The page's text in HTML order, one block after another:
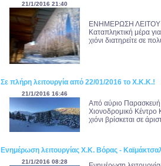
21/1/2016 21:40
ΕΝΗΜΕΡΩΣΗ
Καταπληκτική μέρα
χιόνι διατηρείτε σε
Σε πλήρη λειτουργία από 22/01/2016 το Χ.Κ.Κ.!
21/1/2016 16:46
Από αύριο Παρασκευή
Χιονοδρομικό Κέντρο
χιόνι βρίσκεται σε
Ενημέρωση λειτουργίας Χ.Κ. Βόρας -
21/1/2016 08:28